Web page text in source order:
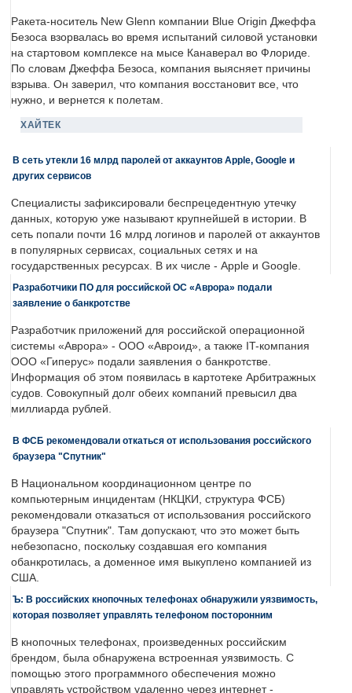
Ракета-носитель New Glenn компании Blue Origin Джеффа
Безоса взорвалась во время испытаний силовой установки
на стартовом комплексе на мысе Канаверал во Флориде.
По словам Джеффа Безоса, компания выясняет причины
взрыва. Он заверил, что компания восстановит все, что
нужно, и вернется к полетам.
ХАЙТЕК
В сеть утекли 16 млрд паролей от аккаунтов Apple, Google и
других сервисов
Специалисты зафиксировали беспрецедентную утечку
данных, которую уже называют крупнейшей в истории. В
сеть попали почти 16 млрд логинов и паролей от аккаунтов
в популярных сервисах, социальных сетях и на
государственных ресурсах. В их числе - Apple и Google.
Разработчики ПО для российской ОС «Аврора» подали
заявление о банкротстве
Разработчик приложений для российской операционной
системы «Аврора» - ООО «Авроид», а также IT-компания
ООО «Гиперус» подали заявления о банкротстве.
Информация об этом появилась в картотеке Арбитражных
судов. Совокупный долг обеих компаний превысил два
миллиарда рублей.
В ФСБ рекомендовали откаться от использования российского
браузера "Спутник"
В Национальном координационном центре по
компьютерным инцидентам (НКЦКИ, структура ФСБ)
рекомендовали отказаться от использования российского
браузера "Спутник". Там допускают, что это может быть
небезопасно, поскольку создавшая его компания
обанкротилась, а доменное имя выкуплено компанией из
США.
Ъ: В российских кнопочных телефонах обнаружили уязвимость,
которая позволяет управлять телефоном посторонним
В кнопочных телефонах, произведенных российским
брендом, была обнаружена встроенная уязвимость. С
помощью этого программного обеспечения можно
управлять устройством удаленно через интернет -